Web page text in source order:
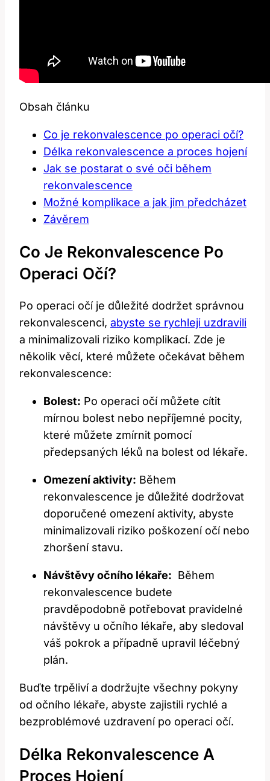
Obsah článku
Co ⁢je rekonvalescence​ po operaci očí?
Délka rekonvalescence a proces hojení
Jak se⁣ postarat o své oči⁣ během
⁣rekonvalescence
Možné komplikace a jak jim ‌předcházet
Závěrem
Co ⁢je Rekonvalescence​ Po
Operaci Očí?
Po⁣ operaci očí ⁣je ⁣důležité dodržet správnou
rekonvalescenci, abyste se rychleji uzdravili
a⁢ minimalizovali riziko komplikací.⁣ Zde je⁣
několik věcí, které můžete očekávat během
rekonvalescence:
Bolest: Po operaci očí můžete cítit
mírnou ‌bolest nebo nepříjemné pocity,
⁤které můžete zmírnit pomocí
předepsaných léků na bolest ⁣od lékaře.
Omezení ⁣aktivity: Během
rekonvalescence je důležité dodržovat
doporučené omezení aktivity, abyste
minimalizovali riziko poškození očí nebo
​zhoršení stavu.
Návštěvy očního ​lékaře: ‍ Během
rekonvalescence budete
pravděpodobně potřebovat pravidelné
návštěvy u ‌očního lékaře, aby sledoval
váš‌ pokrok⁣ a případně upravil léčebný
plán.
Buďte trpěliví a ⁤dodržujte všechny‌ pokyny
od očního ⁣lékaře, abyste zajistili ‍rychlé ‌a⁢
bezproblémové uzdravení po operaci očí.
Délka Rekonvalescence A
Proces Hojení